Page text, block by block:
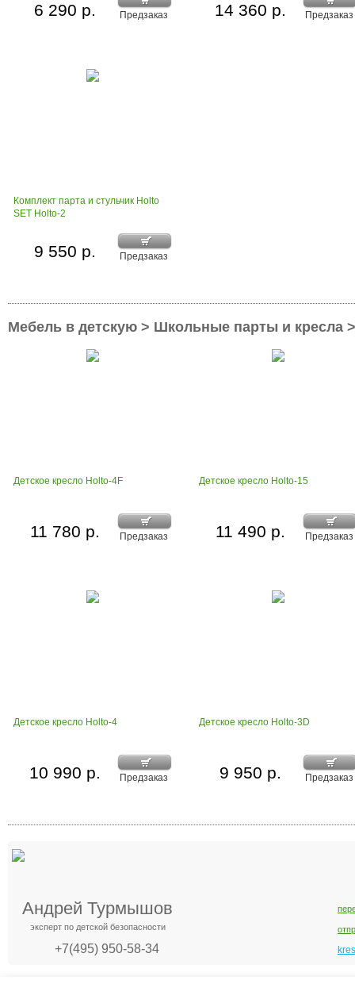
Предзаказ
6 290 р. Предзаказ
14 360 р.
Комплект парта и стульчик Holto
SET Holto-2
Предзаказ
9 550 р.
Мебель в детскую > Школьные парты и кресла
Детское кресло Holto-4F
Предзаказ
11 780 р.
Детское кресло Holto-15
Предзаказ
11 490 р.
Детское кресло Holto-4
Предзаказ
10 990 р.
Детское кресло Holto-3D
Предзаказ
9 950 р.
Андрей Турмышов
эксперт по детской безопасности
+7(495) 950-58-34